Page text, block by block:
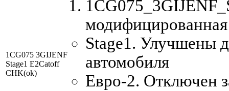
1CG075 3GIJENF
Stage1 E2Catoff
CHK(ok)
Stage1. Улучшены
автомобиля
Евро-2. Отключен